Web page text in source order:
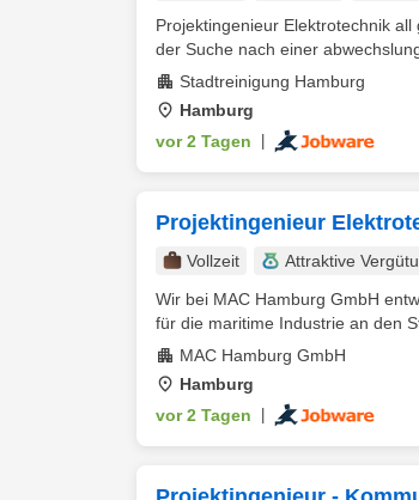
Projektingenieur Elektrotechnik
der Suche nach einer
Stadtreinigung Hamburg
Hamburg
vor 2 Tagen
Projektingenieur
Vollzeit Attraktive
Wir bei MAC Hamburg GmbH
für die maritime Industrie an den
MAC Hamburg GmbH
Hamburg
vor 2 Tagen